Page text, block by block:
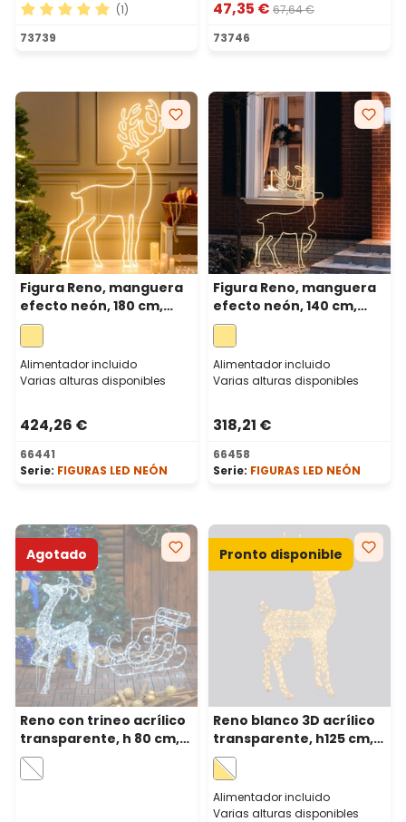
Calificación promedio de 5 de 5 estrellas
(1)
73739
47,35 € 67,64 €
73746
Figura Reno, manguera
efecto neón, 180 cm,
1560 led blanco cálido
Alimentador incluido
Varias alturas disponibles
424,26 €
66441
Serie: FIGURAS LED NEÓN
Figura Reno, manguera
efecto neón, 140 cm,
1200 led blanco cálido
Alimentador incluido
Varias alturas disponibles
318,21 €
66458
Serie: FIGURAS LED NEÓN
Agotado
Reno con trineo acrílico
transparente, h 80 cm,
220 led blanco frío
Pronto disponible
Reno blanco 3D acrílico
transparente, h125 cm,
240 Dual LED blanco
cálido y frío
Alimentador incluido
Varias alturas disponibles